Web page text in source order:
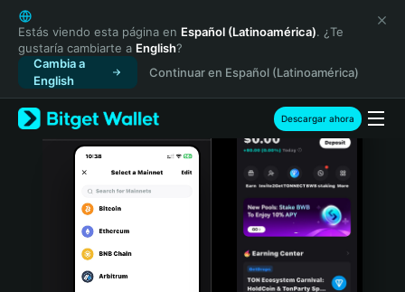
English
日本語
Tiếng Việt
Русский
Español (Latinoamérica)
Türkçe
Italiano
Português (Portugal)
Bahasa Indonesia
Estás viendo esta página en Español (Latinoamérica). ¿Te
gustaría cambiarte a English?
Cambia a
English
Continuar en Español (Latinoamérica)
Descargar ahora